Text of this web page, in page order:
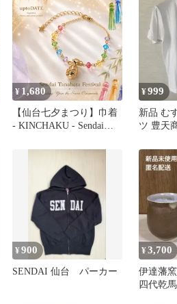
¥ 1,680
【仙台七夕まつり】巾着
- KINCHAKU - Sendai
¥999
新品 む
ツ 豊天
¥900
SENDAI 仙台 パーカー
¥3,700
伊達藩
四代乾